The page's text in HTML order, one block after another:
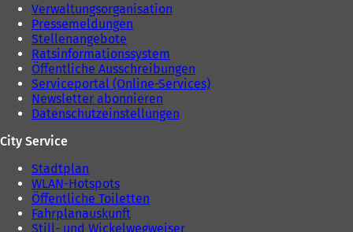
Verwaltungsorganisation
Pressemeldungen
Stellenangebote
Ratsinformationssystem
Öffentliche Ausschreibungen
Serviceportal (Online-Services)
Newsletter abonnieren
Datenschutzeinstellungen
City Service
Stadtplan
WLAN-Hotspots
Öffentliche Toiletten
Fahrplanauskunft
Still- und Wickelwegweiser